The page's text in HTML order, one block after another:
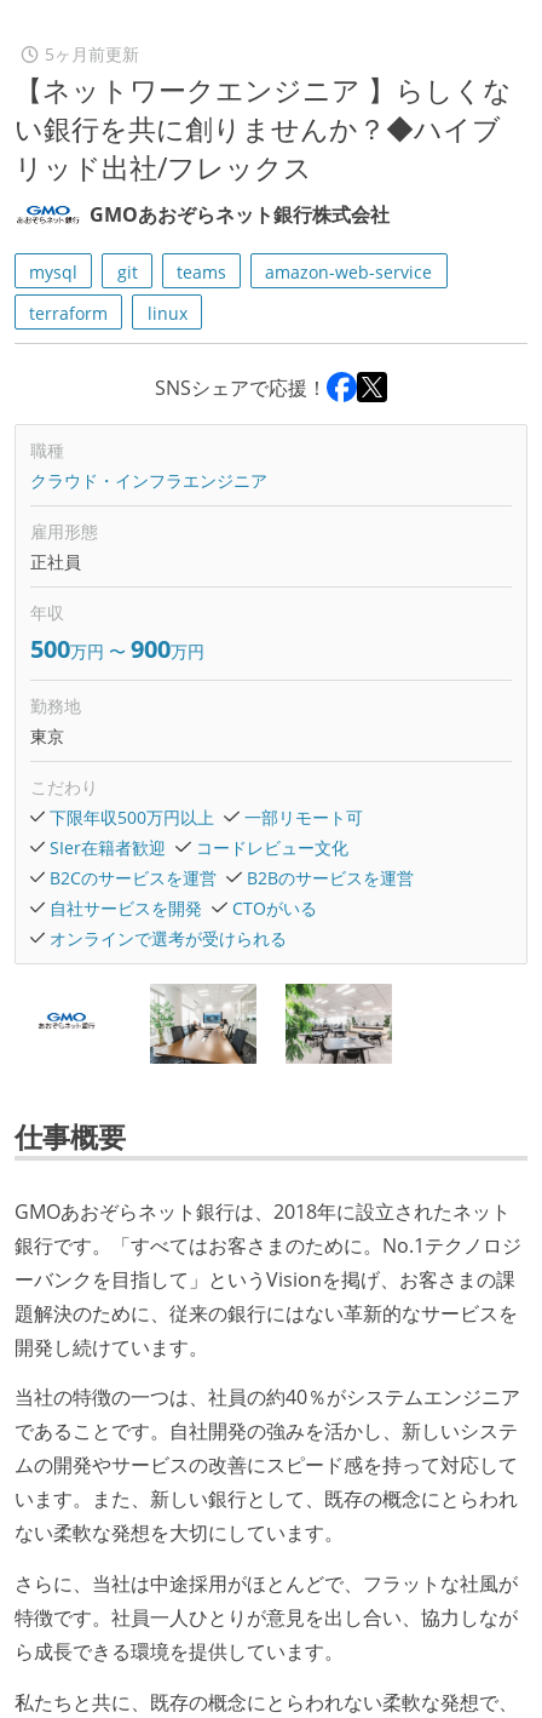
5ヶ月前更新
【ネットワークエンジニア 】らしくな
い銀行を共に創りませんか？◆ハイブ
リッド出社/フレックス
GMOあおぞらネット銀行株式会社
mysql git teams
amazon-web-service
terraform
linux
SNSシェアで応援！
職種
クラウド・インフラエンジニア
雇用形態
正社員
年収
500万円 〜 900万円
勤務地
東京
こだわり
下限年収500万円以上
一部リモート可
SIer在籍者歓迎
コードレビュー文化
B2Cのサービスを運営
B2Bのサービスを運営
自社サービスを開発
CTOがいる
オンラインで選考が受けられる
仕事概要
GMOあおぞらネット銀行は、2018年に設立されたネット
銀行です。「すべてはお客さまのために。No.1テクノロジ
ーバンクを目指して」というVisionを掲げ、お客さまの課
題解決のために、従来の銀行にはない革新的なサービスを
開発し続けています。
当社の特徴の一つは、社員の約40％がシステムエンジニア
であることです。自社開発の強みを活かし、新しいシステ
ムの開発やサービスの改善にスピード感を持って対応して
います。また、新しい銀行として、既存の概念にとらわれ
ない柔軟な発想を大切にしています。
さらに、当社は中途採用がほとんどで、フラットな社風が
特徴です。社員一人ひとりが意見を出し合い、協力しなが
ら成長できる環境を提供しています。
私たちと共に、既存の概念にとらわれない柔軟な発想で、